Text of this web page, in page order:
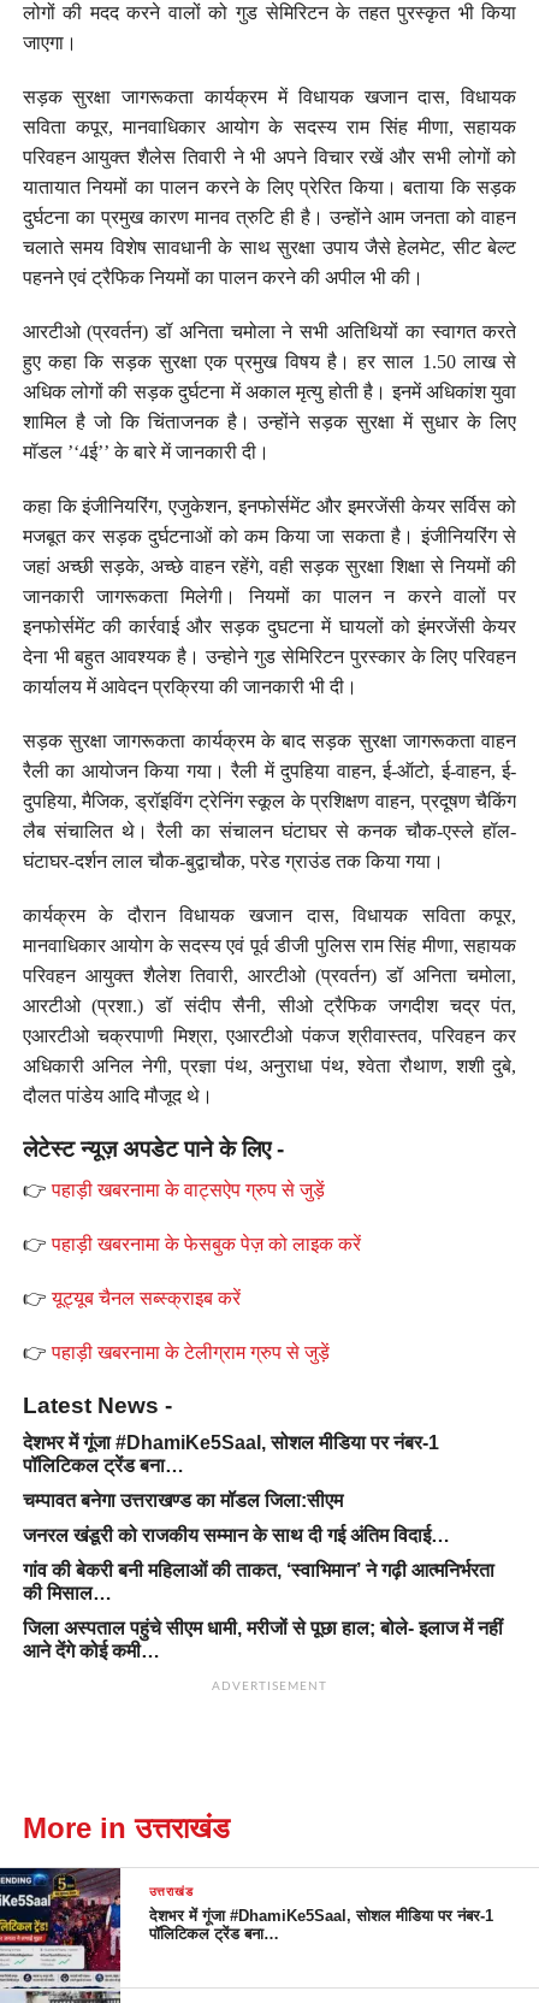
लोगों की मदद करने वालों को गुड सेमिरिटन के तहत पुरस्कृत भी किया
जाएगा।
सड़क सुरक्षा जागरूकता कार्यक्रम में विधायक खजान दास, विधायक
सविता कपूर, मानवाधिकार आयोग के सदस्य राम सिंह मीणा, सहायक
परिवहन आयुक्त शैलेस तिवारी ने भी अपने विचार रखें और सभी लोगों को
यातायात नियमों का पालन करने के लिए प्रेरित किया। बताया कि सड़क
दुर्घटना का प्रमुख कारण मानव त्रुटि ही है। उन्होंने आम जनता को वाहन
चलाते समय विशेष सावधानी के साथ सुरक्षा उपाय जैसे हेलमेट, सीट बेल्ट
पहनने एवं ट्रैफिक नियमों का पालन करने की अपील भी की।
आरटीओ (प्रवर्तन) डॉ अनिता चमोला ने सभी अतिथियों का स्वागत करते
हुए कहा कि सड़क सुरक्षा एक प्रमुख विषय है। हर साल 1.50 लाख से
अधिक लोगों की सड़क दुर्घटना में अकाल मृत्यु होती है। इनमें अधिकांश युवा
शामिल है जो कि चिंताजनक है। उन्होंने सड़क सुरक्षा में सुधार के लिए
मॉडल ’‘4ई’’ के बारे में जानकारी दी।
कहा कि इंजीनियरिंग, एजुकेशन, इनफोर्समेंट और इमरजेंसी केयर सर्विस को
मजबूत कर सड़क दुर्घटनाओं को कम किया जा सकता है। इंजीनियरिंग से
जहां अच्छी सड़के, अच्छे वाहन रहेंगे, वही सड़क सुरक्षा शिक्षा से नियमों की
जानकारी जागरूकता मिलेगी। नियमों का पालन न करने वालों पर
इनफोर्समेंट की कार्रवाई और सड़क दुघटना में घायलों को इंमरजेंसी केयर
देना भी बहुत आवश्यक है। उन्होने गुड सेमिरिटन पुरस्कार के लिए परिवहन
कार्यालय में आवेदन प्रक्रिया की जानकारी भी दी।
सड़क सुरक्षा जागरूकता कार्यक्रम के बाद सड़क सुरक्षा जागरूकता वाहन
रैली का आयोजन किया गया। रैली में दुपहिया वाहन, ई-ऑटो, ई-वाहन, ई-
दुपहिया, मैजिक, ड्रॉइविंग ट्रेनिंग स्कूल के प्रशिक्षण वाहन, प्रदूषण चैकिंग
लैब संचालित थे। रैली का संचालन घंटाघर से कनक चौक-एस्ले हॉल-
घंटाघर-दर्शन लाल चौक-बुद्वाचौक, परेड ग्राउंड तक किया गया।
कार्यक्रम के दौरान विधायक खजान दास, विधायक सविता कपूर,
मानवाधिकार आयोग के सदस्य एवं पूर्व डीजी पुलिस राम सिंह मीणा, सहायक
परिवहन आयुक्त शैलेश तिवारी, आरटीओ (प्रवर्तन) डॉ अनिता चमोला,
आरटीओ (प्रशा.) डॉ संदीप सैनी, सीओ ट्रैफिक जगदीश चद्र पंत,
एआरटीओ चक्रपाणी मिश्रा, एआरटीओ पंकज श्रीवास्तव, परिवहन कर
अधिकारी अनिल नेगी, प्रज्ञा पंथ, अनुराधा पंथ, श्वेता रौथाण, शशी दुबे,
दौलत पांडेय आदि मौजूद थे।
लेटेस्ट न्यूज़ अपडेट पाने के लिए -
👉पहाड़ी खबरनामा के वाट्सऐप ग्रुप से जुड़ें
👉पहाड़ी खबरनामा के फेसबुक पेज़ को लाइक करें
👉यूट्यूब चैनल सब्स्क्राइब करें
👉पहाड़ी खबरनामा के टेलीग्राम ग्रुप से जुड़ें
Latest News -
देशभर में गूंजा #DhamiKe5Saal, सोशल मीडिया पर नंबर-1
पॉलिटिकल ट्रेंड बना…
चम्पावत बनेगा उत्तराखण्ड का मॉडल जिला:सीएम
जनरल खंडूरी को राजकीय सम्मान के साथ दी गई अंतिम विदाई…
गांव की बेकरी बनी महिलाओं की ताकत, ‘स्वाभिमान’ ने गढ़ी आत्मनिर्भरता
की मिसाल…
जिला अस्पताल पहुंचे सीएम धामी, मरीजों से पूछा हाल; बोले- इलाज में नहीं
आने देंगे कोई कमी…
ADVERTISEMENT
More in उत्तराखंड
उत्तराखंड
देशभर में गूंजा #DhamiKe5Saal, सोशल मीडिया पर नंबर-1
पॉलिटिकल ट्रेंड बना…